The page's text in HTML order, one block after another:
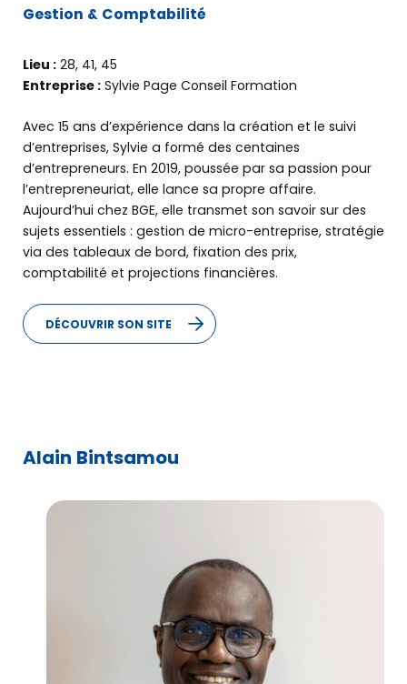
Gestion & Comptabilité
Lieu : 28, 41, 45
Entreprise : Sylvie Page Conseil Formation
Avec 15 ans d’expérience dans la création et le suivi
d’entreprises, Sylvie a formé des centaines
d’entrepreneurs. En 2019, poussée par sa passion pour
l’entrepreneuriat, elle lance sa propre affaire.
Aujourd’hui chez BGE, elle transmet son savoir sur des
sujets essentiels : gestion de micro-entreprise, stratégie
via des tableaux de bord, fixation des prix,
comptabilité et projections financières.
DÉCOUVRIR SON SITE
Alain Bintsamou